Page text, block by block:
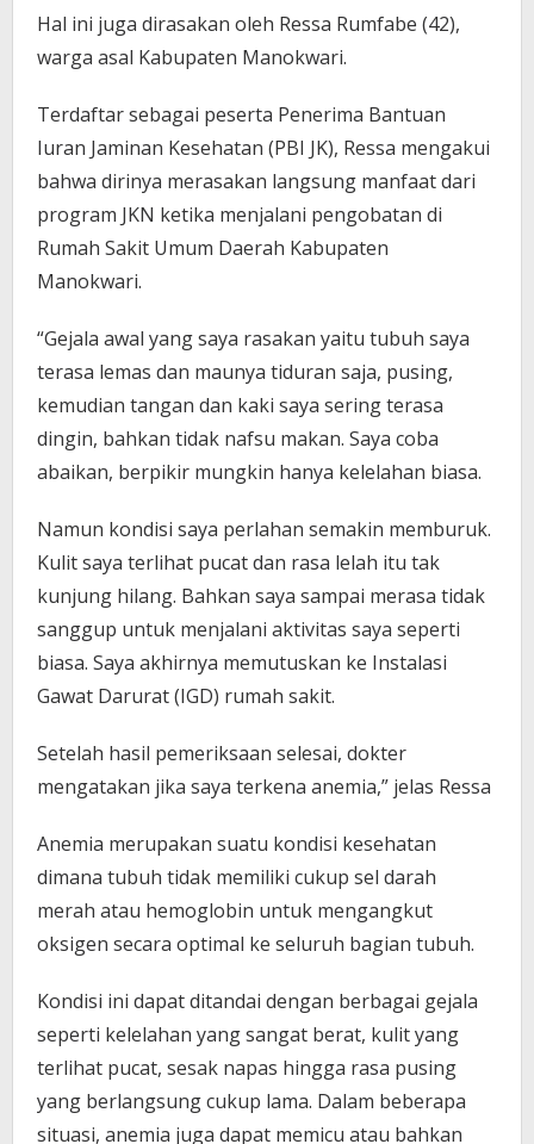
Hal ini juga dirasakan oleh Ressa Rumfabe (42),
warga asal Kabupaten Manokwari.
Terdaftar sebagai peserta Penerima Bantuan
Iuran Jaminan Kesehatan (PBI JK), Ressa mengakui
bahwa dirinya merasakan langsung manfaat dari
program JKN ketika menjalani pengobatan di
Rumah Sakit Umum Daerah Kabupaten
Manokwari.
“Gejala awal yang saya rasakan yaitu tubuh saya
terasa lemas dan maunya tiduran saja, pusing,
kemudian tangan dan kaki saya sering terasa
dingin, bahkan tidak nafsu makan. Saya coba
abaikan, berpikir mungkin hanya kelelahan biasa.
Namun kondisi saya perlahan semakin memburuk.
Kulit saya terlihat pucat dan rasa lelah itu tak
kunjung hilang. Bahkan saya sampai merasa tidak
sanggup untuk menjalani aktivitas saya seperti
biasa. Saya akhirnya memutuskan ke Instalasi
Gawat Darurat (IGD) rumah sakit.
Setelah hasil pemeriksaan selesai, dokter
mengatakan jika saya terkena anemia,” jelas Ressa
Anemia merupakan suatu kondisi kesehatan
dimana tubuh tidak memiliki cukup sel darah
merah atau hemoglobin untuk mengangkut
oksigen secara optimal ke seluruh bagian tubuh.
Kondisi ini dapat ditandai dengan berbagai gejala
seperti kelelahan yang sangat berat, kulit yang
terlihat pucat, sesak napas hingga rasa pusing
yang berlangsung cukup lama. Dalam beberapa
situasi, anemia juga dapat memicu atau bahkan